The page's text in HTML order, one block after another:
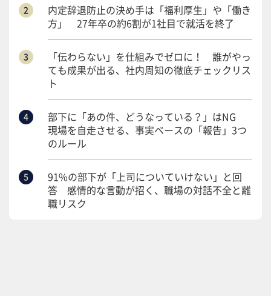
内定辞退防止の決め手は「福利厚生」や「働き
方」 27年卒の約6割が1社目で就活を終了
「伝わらない」を仕組みでゼロに！ 誰がやっ
ても成果が出る、社内周知の徹底チェックリス
ト
部下に「あの件、どうなっている？」はNG
現場を自走させる、事実ベースの「報告」3つ
のルール
91%の部下が「上司についていけない」と回
答 感情的な言動が招く、職場の対話不全と離
職リスク